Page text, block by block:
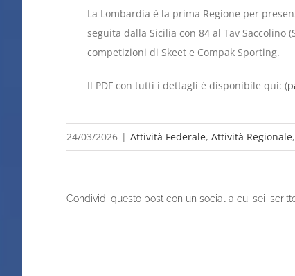
La Lombardia è la prima Regione per
seguita dalla Sicilia con 84 al Tav Saccolino
competizioni di Skeet e Compak Sporting.
Il PDF con tutti i dettagli è disponibile qui: (
24/03/2026 | Attività Federale, Attività Regionale,
Condividi questo post con un social a cui sei